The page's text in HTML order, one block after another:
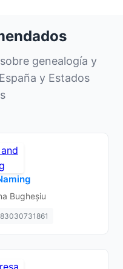
genealogía y
y Estados
Bugheșiu